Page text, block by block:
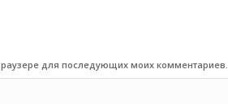
для последующих моих комментариев.